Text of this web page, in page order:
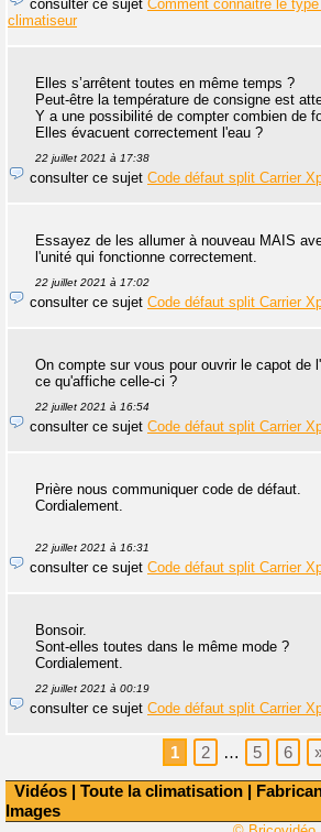
Vidéos | Toute la climatisation |
Images
consulter ce sujet Comment connaitre le
climatiseur
Elles s’arrêtent toutes en même temps ?
Peut-être la température de consigne est
Y a une possibilité de compter combien de
Elles évacuent correctement l'eau ?
22 juillet 2021 à 17:38
consulter ce sujet Code défaut split Carrier
Essayez de les allumer à nouveau MAIS
l'unité qui fonctionne correctement.
22 juillet 2021 à 17:02
consulter ce sujet Code défaut split Carrier
On compte sur vous pour ouvrir le capot de
ce qu'affiche celle-ci ?
22 juillet 2021 à 16:54
consulter ce sujet Code défaut split Carrier
Prière nous communiquer code de défaut.
Cordialement.
22 juillet 2021 à 16:31
consulter ce sujet Code défaut split Carrier
Bonsoir.
Sont-elles toutes dans le même mode ?
Cordialement.
22 juillet 2021 à 00:19
consulter ce sujet Code défaut split Carrier
1 2 … 5 6